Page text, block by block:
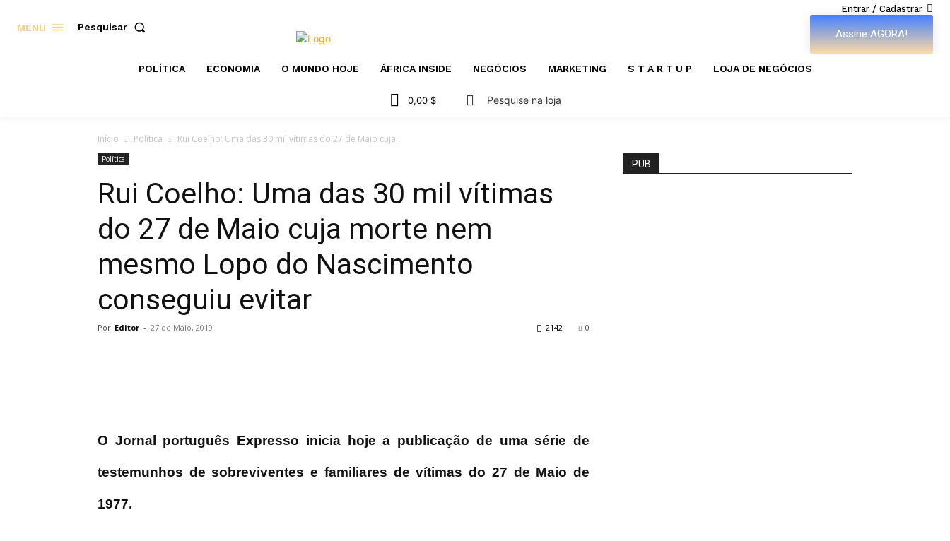
MENU Pesquisar
Entrar / Cadastrar
Assine AGORA!
POLÍTICA ECONOMIA O MUNDO HOJE ÁFRICA INSIDE NEGÓCIOS MARKETING S T A R T U P LOJA DE NEGÓCIOS
0,00 $ Pesquise na loja
Início Política Rui Coelho: Uma das 30 mil vítimas do 27 de Maio cuja...
Política
Rui Coelho: Uma das 30 mil vítimas
do 27 de Maio cuja morte nem
mesmo Lopo do Nascimento
conseguiu evitar
Por Editor - 27 de Maio, 2019 0
2142
O Jornal português Expresso inicia hoje a publicação de uma série de
testemunhos de sobreviventes e familiares de vítimas do 27 de Maio de
1977.
PUB